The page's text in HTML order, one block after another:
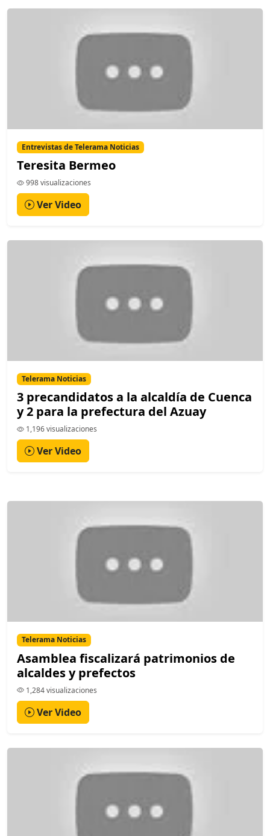
Entrevistas de Telerama Noticias
Teresita Bermeo
998 visualizaciones
Ver Video
Telerama Noticias
3 precandidatos a la alcaldía de Cuenca
y 2 para la prefectura del Azuay
1,196 visualizaciones
Ver Video
Telerama Noticias
Asamblea fiscalizará patrimonios de
alcaldes y prefectos
1,284 visualizaciones
Ver Video